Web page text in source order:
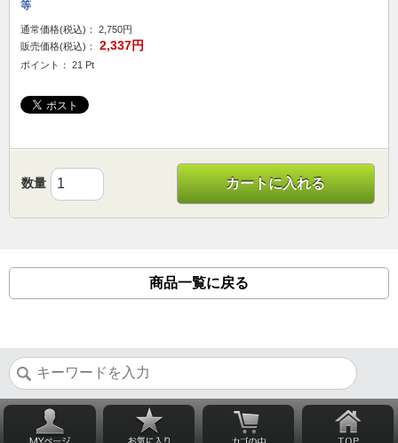
等
通常価格(税込)：
2,750円
販売価格(税込)：
2,337円
ポイント： 21 Pt
数量 カートに入れる
商品一覧に戻る